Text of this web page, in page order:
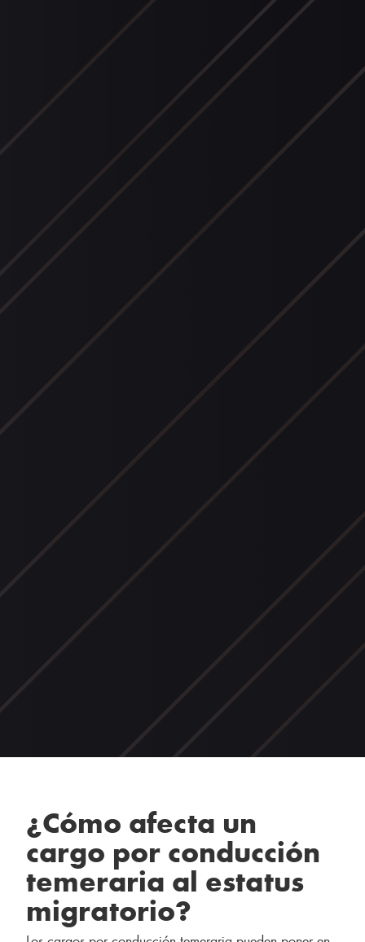
¿Cómo afecta un
cargo por conducción
temeraria al estatus
migratorio?